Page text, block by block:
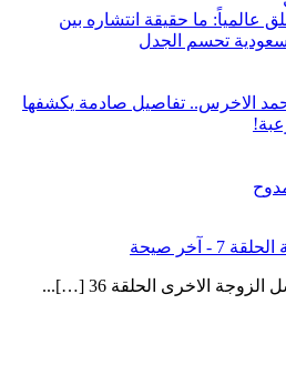
عالمياً: ما حقيقة انتشاره بين
تحسم الجدل
الاخرس.. تفاصيل صادمة يكشفها
آخر صيحة
الاخرى الحلقة 36 […]...